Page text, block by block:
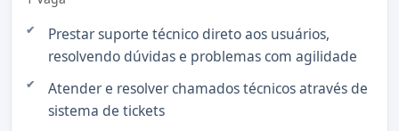
Prestar suporte técnico direto aos usuários,
resolvendo dúvidas e problemas com agilidade
Atender e resolver chamados técnicos através de
sistema de tickets